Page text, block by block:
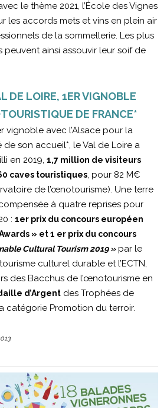
le thème 2021, l’École des Vignes
les accords mets et vins en plein air
de la sommellerie. Les plus
peuvent ainsi assouvir leur soif de
DE LOIRE, 1ER VIGNOBLE
DE FRANCE*
vignoble avec l’Alsace pour la
de son accueil*, le Val de Loire a
en 2019, 1,7 million de visiteurs
caves touristiques, pour 82 M€
de l’œnotourisme). Une terre
à quatre reprises pour
: 1er prix du concours européen
» et 1 er prix du concours
Cultural Tourism 2019 »par le
culturel durable et l’ECTN,
des Bacchus de l’œnotourisme en
d’Argent des Trophées de
catégorie Promotion du terroir.